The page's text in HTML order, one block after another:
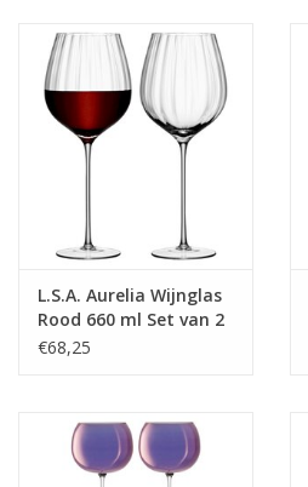
L.S.A. Aurelia Wijnglas
Rood 660 ml Set van 2
Stuks
€68,25